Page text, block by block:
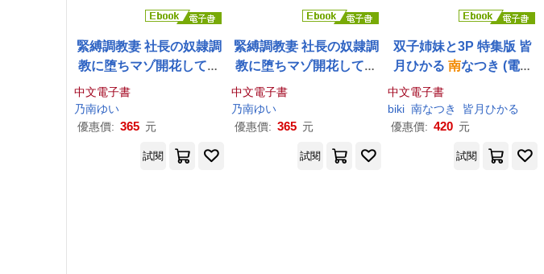
緊縛調教妻 社長の奴隷調
教に堕ちマゾ開花してい
く美人妻 ~第二章~ 乃
い 写真集 (電子書)
中文電子書
乃南ゆい
優惠價: 365 元
緊縛調教妻 社長の奴隷調
教に堕ちマゾ開花してい
く美人妻 ~第一章~ 乃
い 写真集 (電子書)
中文電子書
乃南ゆい
優惠價: 365 元
双子姉妹と3P 特集版 皆
月ひかる 南なつき (電子
中文電子書
biki 南なつき
皆月ひかる
優惠價: 420 元
試閱 試閱 試閱